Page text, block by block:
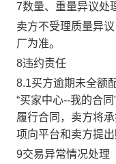
7数量、重量异议处
卖方不受理质量异
厂为准。
8违约责任
8.1买方逾期未全额
“买家中心--我的合
履行合同，卖方将
项向平台和卖方提出
9交易异常情况处理